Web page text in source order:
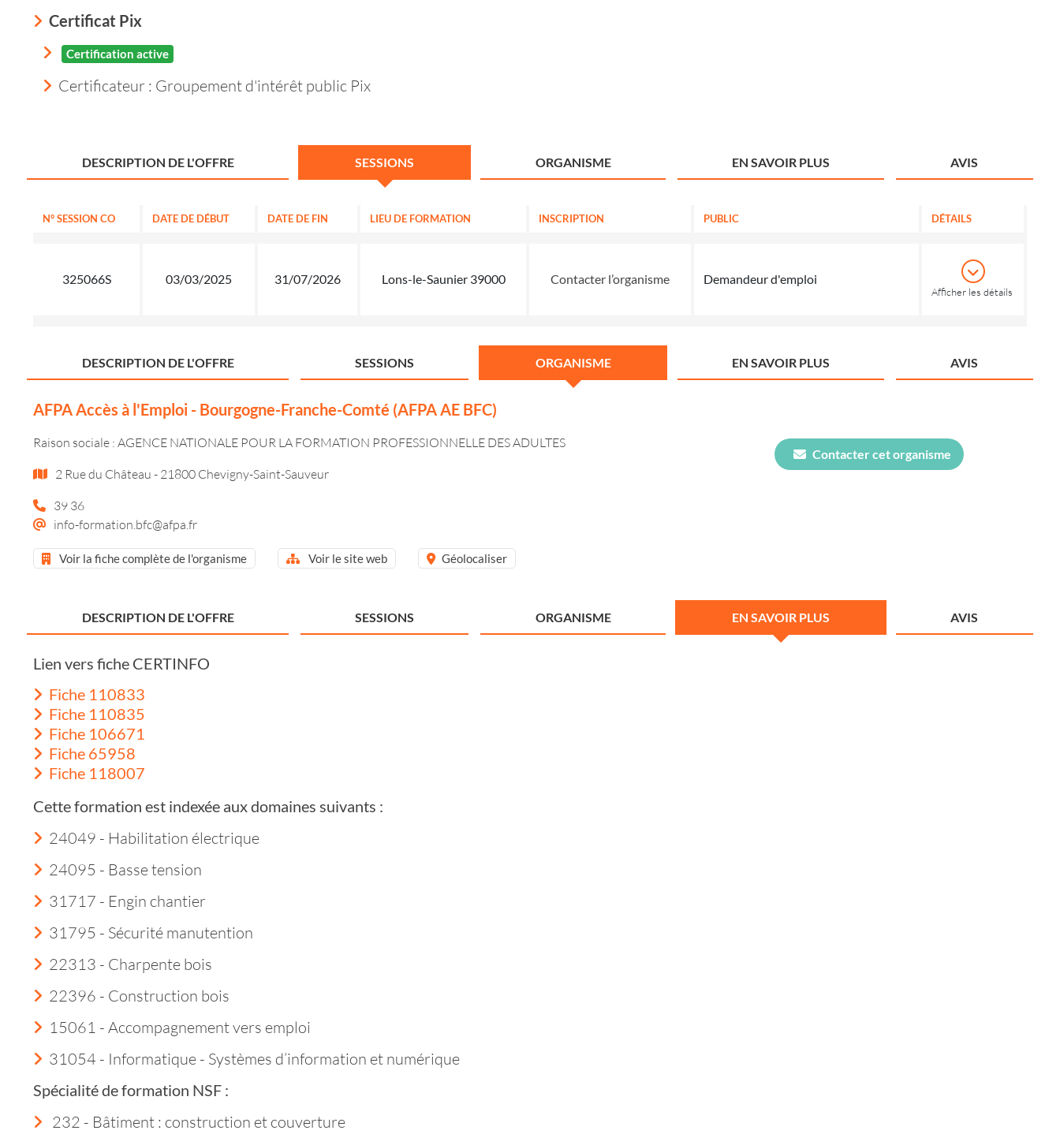
Certificat Pix
Certification active
Certificateur : Groupement d'intérêt public Pix
DESCRIPTION DE L'OFFRE SESSIONS ORGANISME EN SAVOIR PLUS AVIS
N° SESSION CO DATE DE DÉBUT DATE DE FIN LIEU DE FORMATION INSCRIPTION PUBLIC DÉTAILS
325066S 03/03/2025 31/07/2026 Lons-le-Saunier 39000 Contacter l’organisme Demandeur d'emploi
Afficher les détails
DESCRIPTION DE L'OFFRE SESSIONS ORGANISME EN SAVOIR PLUS AVIS
AFPA Accès à l'Emploi - Bourgogne-Franche-Comté (AFPA AE BFC)
Raison sociale : AGENCE NATIONALE POUR LA FORMATION PROFESSIONNELLE DES ADULTES
2 Rue du Château - 21800 Chevigny-Saint-Sauveur
39 36
info-formation.bfc@afpa.fr
Voir la fiche complète de l'organisme Voir le site web Géolocaliser
Contacter cet organisme
DESCRIPTION DE L'OFFRE SESSIONS ORGANISME EN SAVOIR PLUS AVIS
Lien vers fiche CERTINFO
Fiche 110833
Fiche 110835
Fiche 106671
Fiche 65958
Fiche 118007
Cette formation est indexée aux domaines suivants :
24049 - Habilitation électrique
24095 - Basse tension
31717 - Engin chantier
31795 - Sécurité manutention
22313 - Charpente bois
22396 - Construction bois
15061 - Accompagnement vers emploi
31054 - Informatique - Systèmes d’information et numérique
Spécialité de formation NSF :
232 - Bâtiment : construction et couverture